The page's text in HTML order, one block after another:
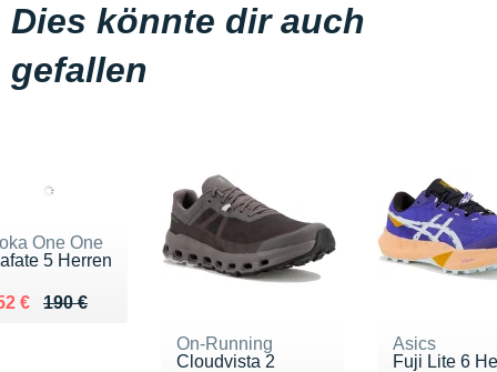
Dies könnte dir auch
gefallen
One One
5 Herren
190 €
lieu de 190 €
€ 152 €
On-Running
Cloudvista 2
Asics
Fuji Lite 6